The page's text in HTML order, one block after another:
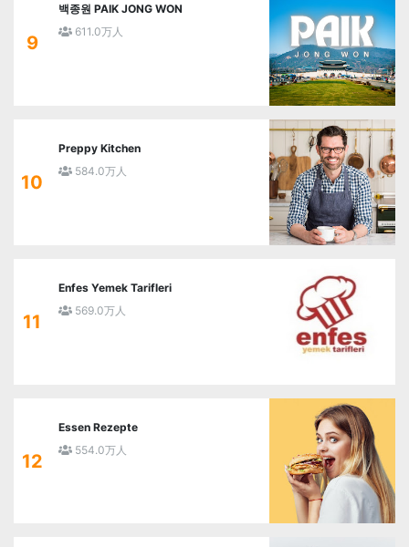
9
백종원 PAIK JONG WON
611.0万人
10
Preppy Kitchen
584.0万人
11
Enfes Yemek Tarifleri
569.0万人
12
Essen Rezepte
554.0万人